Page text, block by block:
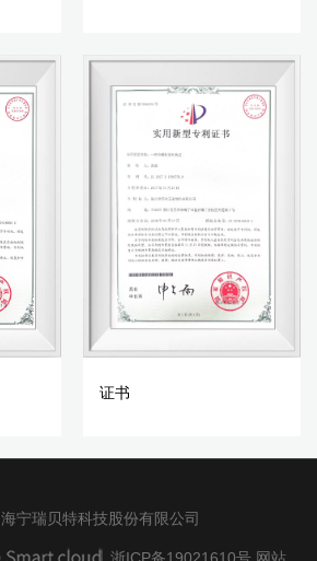
证书
海宁瑞贝特科技股份有限公司
浙ICP备19021610号 网站